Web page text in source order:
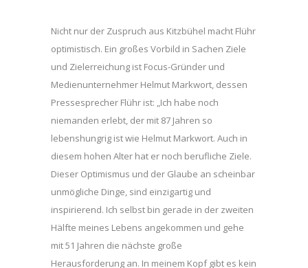
Nicht nur der Zuspruch aus Kitzbühel macht Flühr
optimistisch. Ein großes Vorbild in Sachen Ziele
und Zielerreichung ist Focus-Gründer und
Medienunternehmer Helmut Markwort, dessen
Pressesprecher Flühr ist: „Ich habe noch
niemanden erlebt, der mit 87 Jahren so
lebenshungrig ist wie Helmut Markwort. Auch in
diesem hohen Alter hat er noch berufliche Ziele.
Dieser Optimismus und der Glaube an scheinbar
unmögliche Dinge, sind einzigartig und
inspirierend. Ich selbst bin gerade in der zweiten
Hälfte meines Lebens angekommen und gehe
mit 51 Jahren die nächste große
Herausforderung an. In meinem Kopf gibt es kein